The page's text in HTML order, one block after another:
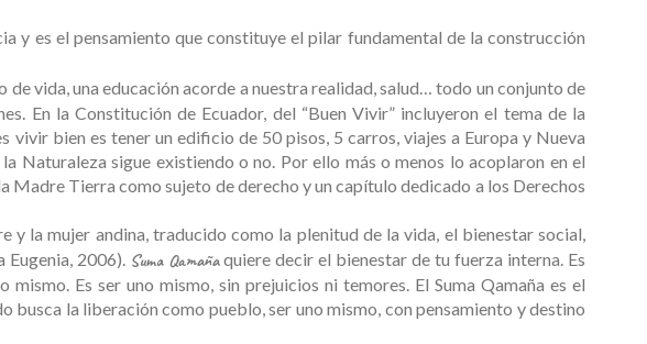
y es el pensamiento que constituye el pilar fundamental de la construcción
vida, una educación acorde a nuestra realidad, salud… todo un conjunto de
En la Constitución de Ecuador, del “Buen Vivir” incluyeron el tema de la
bien es tener un edificio de 50 pisos, 5 carros, viajes a Europa y Nueva
Naturaleza sigue existiendo o no. Por ello más o menos lo acoplaron en el
Tierra como sujeto de derecho y un capítulo dedicado a los Derechos
la mujer andina, traducido como la plenitud de la vida, el bienestar social,
2006). Suma Qamañaquiere decir el bienestar de tu fuerza interna. Es
Es ser uno mismo, sin prejuicios ni temores. El Suma Qamaña es el
busca la liberación como pueblo, ser uno mismo, con pensamiento y destino